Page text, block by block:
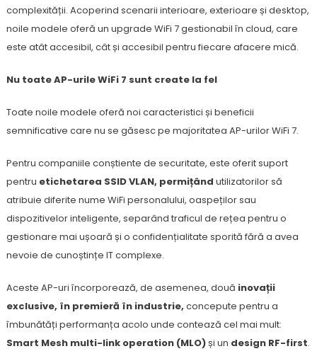
complexității. Acoperind scenarii interioare, exterioare și desktop,
noile modele oferă un upgrade WiFi 7 gestionabil în cloud, care
este atât accesibil, cât și accesibil pentru fiecare afacere mică.
Nu toate AP-urile WiFi 7 sunt create la fel
Toate noile modele oferă noi caracteristici și beneficii
semnificative care nu se găsesc pe majoritatea AP-urilor WiFi 7.
Pentru companiile conștiente de securitate, este oferit suport
pentru etichetarea SSID VLAN, permițând utilizatorilor să
atribuie diferite nume WiFi personalului, oaspeților sau
dispozitivelor inteligente, separând traficul de rețea pentru o
gestionare mai ușoară și o confidențialitate sporită fără a avea
nevoie de cunoștințe IT complexe.
Aceste AP-uri încorporează, de asemenea, două inovații
exclusive, în premieră în industrie, concepute pentru a
îmbunătăți performanța acolo unde contează cel mai mult:
Smart Mesh multi-link operation (MLO)și un design RF-first.